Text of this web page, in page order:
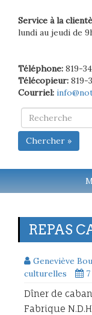
Service à la
lundi au jeudi de
Téléphone: 819-
Télécopieur: 819-
Courriel:
Chercher »
REPAS
Geneviève
culturelles
Dîner de
Fabrique N.D.H